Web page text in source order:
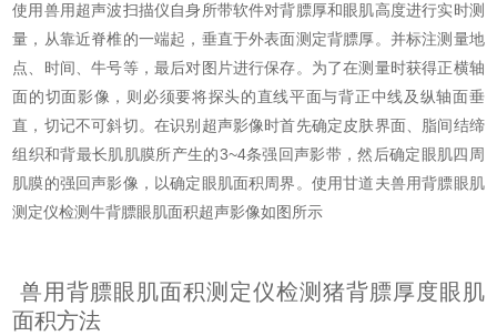
使用兽用超声波扫描仪自身所带软件对背膘厚和眼肌高度进行实时测
量，从靠近脊椎的一端起，垂直于外表面测定背膘厚。并标注测量地
点、时间、牛号等，最后对图片进行保存。为了在测量时获得正横轴
面的切面影像，则必须要将探头的直线平面与背正中线及纵轴面垂
直，切记不可斜切。在识别超声影像时首先确定皮肤界面、脂间结缔
组织和背最长肌肌膜所产生的3~4条强回声影带，然后确定眼肌四周
肌膜的强回声影像，以确定眼肌面积周界。使用甘道夫兽用背膘眼肌
测定仪检测牛背膘眼肌面积超声影像如图所示
兽用背膘眼肌面积测定仪检测猪背膘厚度眼肌
面积方法